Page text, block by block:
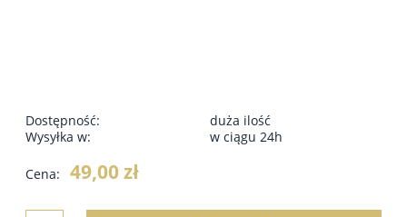
Dostępność:
duża ilość
Wysyłka w:
w ciągu 24h
Cena: 49,00 zł